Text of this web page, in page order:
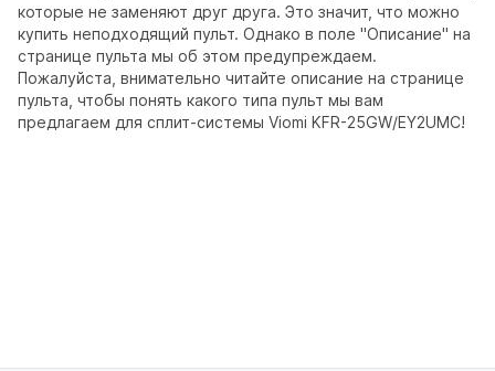
которые не заменяют друг друга. Это значит, что можно
купить неподходящий пульт. Однако в поле "Описание" на
странице пульта мы об этом предупреждаем.
Пожалуйста, внимательно читайте описание на странице
пульта, чтобы понять какого типа пульт мы вам
предлагаем для сплит-системы Viomi KFR-25GW/EY2UMC!